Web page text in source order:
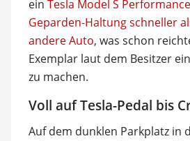
ein Tesla Model S
Geparden-Haltung schneller
andere Auto, was schon
Exemplar laut dem Besitzer
zu machen.
Voll auf Tesla-Pedal bis
Auf dem dunklen Parkplatz in